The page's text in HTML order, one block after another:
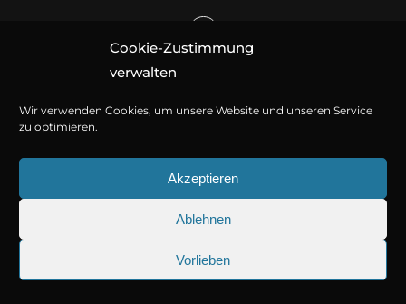
Cookie-Zustimmung
verwalten
Wir verwenden Cookies, um unsere Website und unseren Service
zu optimieren.
Akzeptieren
Ablehnen
Vorlieben